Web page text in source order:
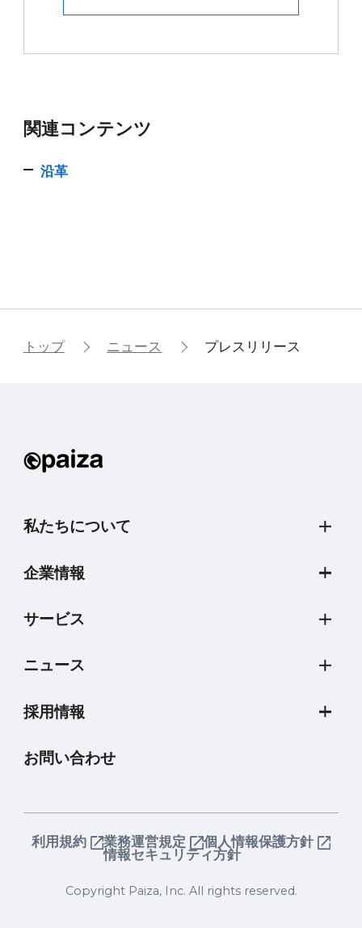
関連コンテンツ
沿革
トップ ニュース プレスリリース
私たちについて
企業情報
サービス
ニュース
採用情報
お問い合わせ
利用規約 業務運営規定
個人情報保護方針
情報セキュリティ方針
Copyright Paiza, Inc. All rights reserved.